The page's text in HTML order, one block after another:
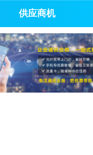
供应商机